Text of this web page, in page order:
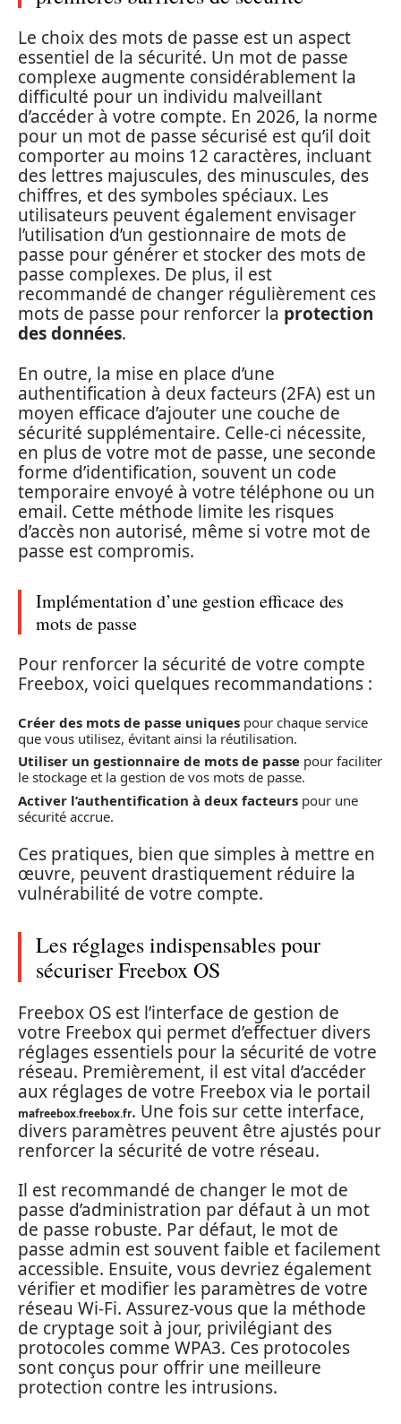
Le choix des mots de passe est un aspect
essentiel de la sécurité. Un mot de passe
complexe augmente considérablement la
difficulté pour un individu malveillant
d’accéder à votre compte. En 2026, la norme
pour un mot de passe sécurisé est qu’il doit
comporter au moins 12 caractères, incluant
des lettres majuscules, des minuscules, des
chiffres, et des symboles spéciaux. Les
utilisateurs peuvent également envisager
l’utilisation d’un gestionnaire de mots de
passe pour générer et stocker des mots de
passe complexes. De plus, il est
recommandé de changer régulièrement ces
mots de passe pour renforcer la protection
des données.
En outre, la mise en place d’une
authentification à deux facteurs (2FA) est un
moyen efficace d’ajouter une couche de
sécurité supplémentaire. Celle-ci nécessite,
en plus de votre mot de passe, une seconde
forme d’identification, souvent un code
temporaire envoyé à votre téléphone ou un
email. Cette méthode limite les risques
d’accès non autorisé, même si votre mot de
passe est compromis.
Implémentation d’une gestion efficace des
mots de passe
Pour renforcer la sécurité de votre compte
Freebox, voici quelques recommandations :
Créer des mots de passe uniques pour chaque service
que vous utilisez, évitant ainsi la réutilisation.
Utiliser un gestionnaire de mots de passe pour faciliter
le stockage et la gestion de vos mots de passe.
Activer l’authentification à deux facteurs pour une
sécurité accrue.
Ces pratiques, bien que simples à mettre en
œuvre, peuvent drastiquement réduire la
vulnérabilité de votre compte.
Les réglages indispensables pour
sécuriser Freebox OS
Freebox OS est l’interface de gestion de
votre Freebox qui permet d’effectuer divers
réglages essentiels pour la sécurité de votre
réseau. Premièrement, il est vital d’accéder
aux réglages de votre Freebox via le portail
mafreebox.freebox.fr. Une fois sur cette interface,
divers paramètres peuvent être ajustés pour
renforcer la sécurité de votre réseau.
Il est recommandé de changer le mot de
passe d’administration par défaut à un mot
de passe robuste. Par défaut, le mot de
passe admin est souvent faible et facilement
accessible. Ensuite, vous devriez également
vérifier et modifier les paramètres de votre
réseau Wi-Fi. Assurez-vous que la méthode
de cryptage soit à jour, privilégiant des
protocoles comme WPA3. Ces protocoles
sont conçus pour offrir une meilleure
protection contre les intrusions.